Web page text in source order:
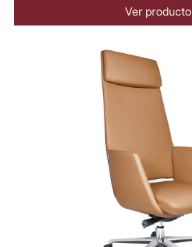
Ver producto